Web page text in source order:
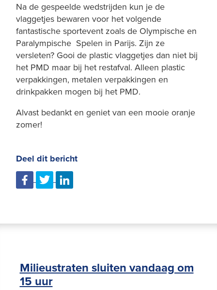
Na de gespeelde wedstrijden kun je de
vlaggetjes bewaren voor het volgende
fantastische sportevent zoals de Olympische en
Paralympische Spelen in Parijs. Zijn ze
versleten? Gooi de plastic vlaggetjes dan niet bij
het PMD maar bij het restafval. Alleen plastic
verpakkingen, metalen verpakkingen en
drinkpakken mogen bij het PMD.
Alvast bedankt en geniet van een mooie oranje
zomer!
Deel dit bericht
Milieustraten sluiten vandaag om
15 uur